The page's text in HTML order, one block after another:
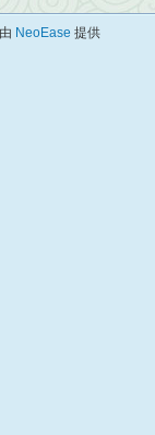
NeoEase 提供